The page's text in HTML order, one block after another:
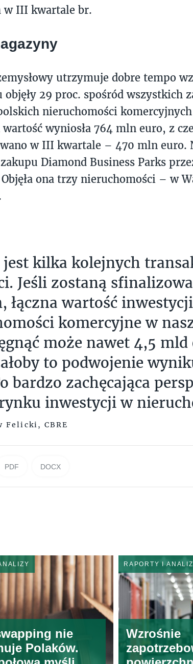
w III kwartale br.
utrzymuje dobre tempo
29 proc. spośród wszystkich
nieruchomości
wartość wyniosła 764 mln euro, z
w III kwartale – 470 mln euro.
Diamond Business Parks
ona trzy nieruchomości – w
kilka kolejnych
Jeśli zostaną
łączna wartość
komercyjne w
może nawet 4,5 mld
to podwojenie
bardzo zachęcająca
rynku inwestycji w
Felicki, CBRE
PDF DOCX
nie
Polaków.
RAPORTY I
Wzrośnie